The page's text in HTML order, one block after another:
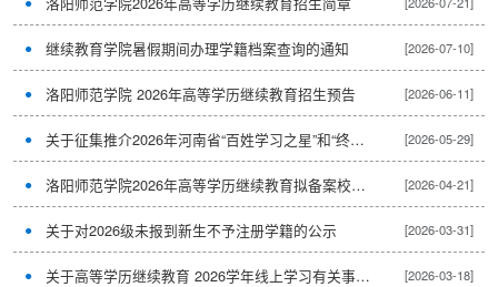
继续教育学院暑假期间办理学籍档案查询的通知 [2026-07-10]
洛阳师范学院 2026年高等学历继续教育招生预告 [2026-06-11]
关于征集推介2026年河南省“百姓学习之星”和“终身学习品牌项目”典型案例的通知 [2026-05-29]
洛阳师范学院2026年高等学历继续教育拟备案校外教学点公示 [2026-04-21]
关于对2026级未报到新生不予注册学籍的公示 [2026-03-31]
关于高等学历继续教育 2026学年线上学习有关事项的通知 [2026-03-18]